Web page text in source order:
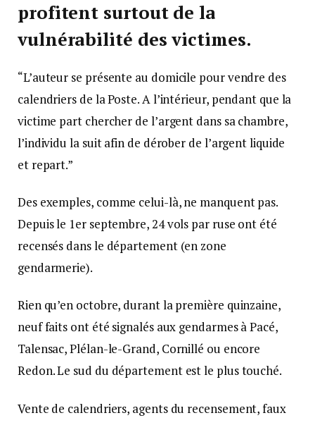
profitent surtout de la
vulnérabilité des victimes.
“L’auteur se présente au domicile pour vendre des
calendriers de la Poste. A l’intérieur, pendant que la
victime part chercher de l’argent dans sa chambre,
l’individu la suit afin de dérober de l’argent liquide
et repart.”
Des exemples, comme celui-là, ne manquent pas.
Depuis le 1er septembre, 24 vols par ruse ont été
recensés dans le département (en zone
gendarmerie).
Rien qu’en octobre, durant la première quinzaine,
neuf faits ont été signalés aux gendarmes à Pacé,
Talensac, Plélan-le-Grand, Cornillé ou encore
Redon. Le sud du département est le plus touché.
Vente de calendriers, agents du recensement, faux